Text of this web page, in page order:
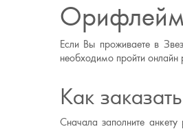
Если Вы проживаете в
необходимо пройти онлайн
Как
Сначала заполните